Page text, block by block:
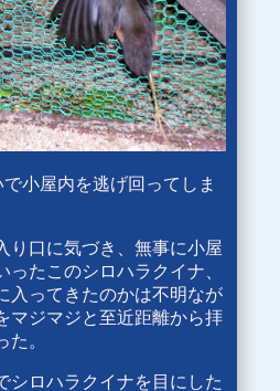
小屋内を逃げ回ってしま
口に気づき、無事に小屋
たこのシロハラクイナ、
入ってきたのかは不明なが
マジマジと至近距離から拝
。
ロハラクイナを目にした